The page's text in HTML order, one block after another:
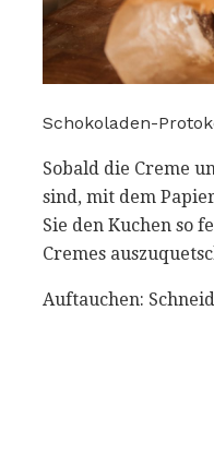
Schokoladen-
Sobald die Creme
sind, mit dem
Sie den Kuchen so
Cremes
Auftauchen: